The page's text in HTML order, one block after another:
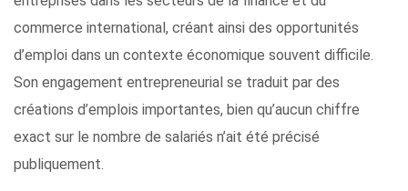
commerce international, créant ainsi des opportunités
d’emploi dans un contexte économique souvent difficile.
Son engagement entrepreneurial se traduit par des
créations d’emplois importantes, bien qu’aucun chiffre
exact sur le nombre de salariés n’ait été précisé
publiquement.